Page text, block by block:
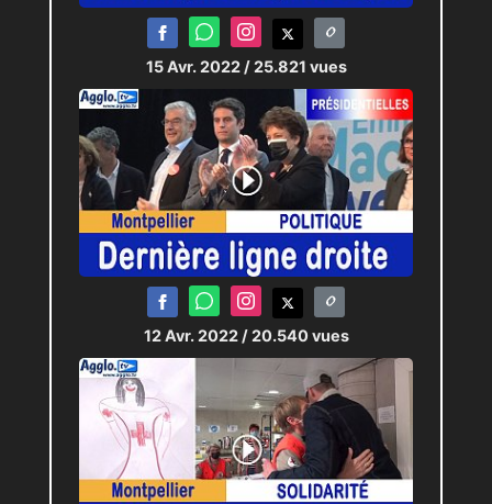
15 Avr. 2022 / 25.821 vues
12 Avr. 2022 / 20.540 vues